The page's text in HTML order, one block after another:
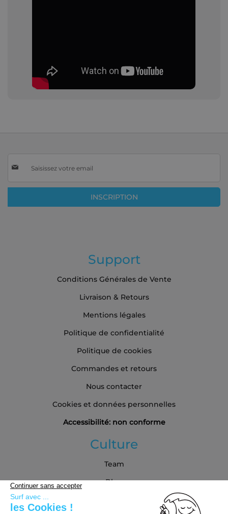
lettre
:
INSCRIPTION
Support
Conditions Générales de Vente
Livraison & Retours
Mentions légales
Politique de confidentialité
Politique de cookies
Commandes et retours
Nous contacter
Cookies et données personnelles
Accessibilité: non conforme
Culture
Team
Blog